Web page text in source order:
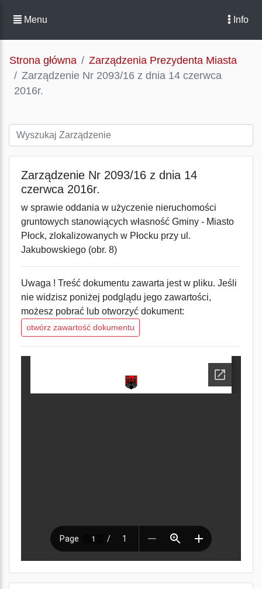
Menu Info
Strona główna
Zarządzenia Prezydenta Miasta
Zarządzenie Nr 2093/16 z dnia 14 czerwca
2016r.
Zarządzenie Nr 2093/16 z dnia 14
czerwca 2016r.
w sprawie oddania w użyczenie nieruchomości
gruntowych stanowiących własność Gminy - Miasto
Płock, zlokalizowanych w Płocku przy ul.
Jakubowskiego (obr. 8)
Uwaga ! Treść dokumentu zawarta jest w pliku. Jeśli
nie widzisz poniżej podglądu jego zawartości,
możesz pobrać lub otworzyć dokument:
otwórz zawartość dokumentu